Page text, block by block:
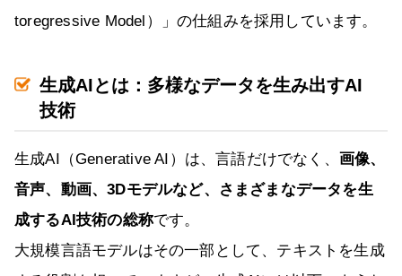
toregressive Model）」の仕組みを採用しています。
生成AIとは：多様なデータを生み出すAI
技術
生成AI（Generative AI）は、言語だけでなく、 画像、
音声、動画、3Dモデルなど、さまざまなデータを生
成するAI技術の総称です。
大規模言語モデルはその一部として、テキストを生成